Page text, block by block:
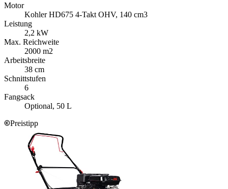
Motor
Kohler HD675 4-Takt OHV, 140 cm3
Leistung
2,2 kW
Max. Reichweite
2000 m2
Arbeitsbreite
38 cm
Schnittstufen
6
Fangsack
Optional, 50 L
Preistipp